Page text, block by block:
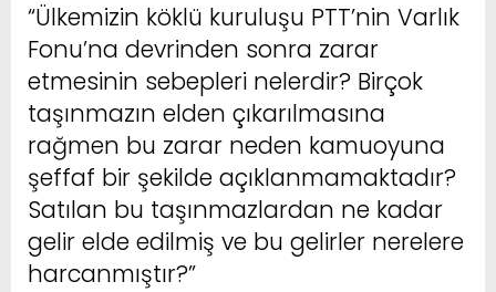
“Ülkemizin köklü kuruluşu PTT’nin Varlık
Fonu’na devrinden sonra zarar
etmesinin sebepleri nelerdir? Birçok
taşınmazın elden çıkarılmasına
rağmen bu zarar neden kamuoyuna
şeffaf bir şekilde açıklanmamaktadır?
Satılan bu taşınmazlardan ne kadar
gelir elde edilmiş ve bu gelirler nerelere
harcanmıştır?”